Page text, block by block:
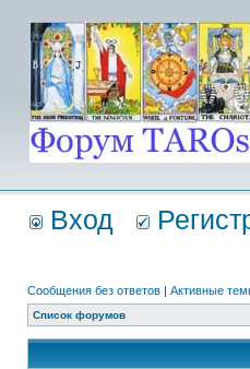
Вход
Сообщения без ответов | Активные
Список форумов